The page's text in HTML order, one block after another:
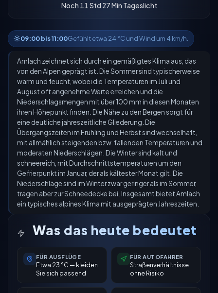
Noch 11 Std 27 Min Tageslicht
09:00 bis 11:00Gefühlt etwa 24 °C und Wind um 4 km/h.
Amlach zeichnet sich durch ein gemäßigtes Klima aus, das
von den Alpen geprägt ist. Die Sommer sind typischerweise
warm und feucht, wobei die Temperaturen im Juli und
August oft angenehme Werte erreichen und die
Niederschlagsmengen mit über 100 mm in diesen Monaten
ihren Höhepunkt finden. Die Nähe zu den Bergen sorgt für
eine deutliche jahreszeitliche Gliederung. Die
Übergangszeiten im Frühling und Herbst sind wechselhaft,
mit allmählich steigenden bzw. fallenden Temperaturen und
moderaten Niederschlägen. Die Winter sind kalt und
schneereich, mit Durchschnittstemperaturen um den
Gefrierpunkt im Januar, der als kältester Monat gilt. Die
Niederschläge sind im Winter zwar geringer als im Sommer,
tragen aber zur Schneedecke bei. Insgesamt bietet Amlach
ein typisches alpines Klima mit ausgeprägten Jahreszeiten.
Was das heute bedeutet
FÜR AUSFLÜGE
Etwa 23 °C — kleiden
Sie sich passend
FÜR AUTOFAHRER
Straßenverhältnisse
ohne Risiko